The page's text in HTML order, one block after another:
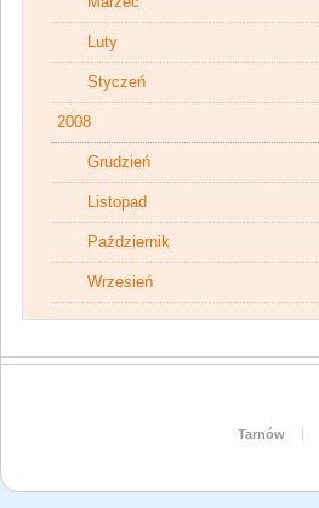
Luty
Styczeń
2008
Grudzień
Listopad
Październik
Wrzesień
Tarnów |